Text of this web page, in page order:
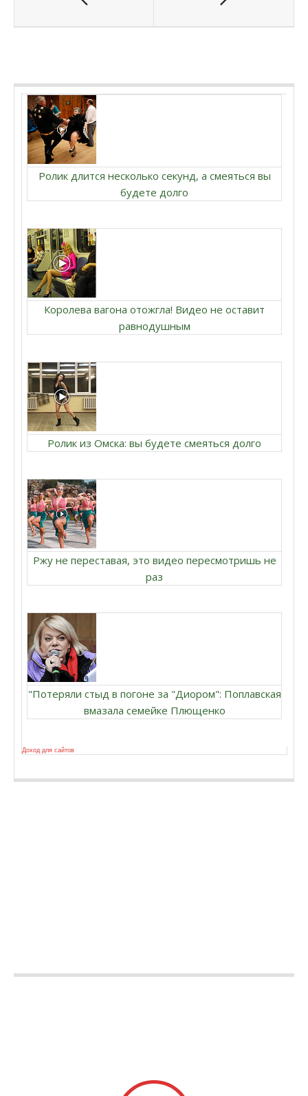
Ролик длится несколько секунд, а смеяться вы
будете долго
Королева вагона отожгла! Видео не оставит
равнодушным
Ролик из Омска: вы будете смеяться долго
Ржу не переставая, это видео пересмотришь не
раз
"Потеряли стыд в погоне за "Диором": Поплавская
вмазала семейке Плющенко
Доход для сайтов